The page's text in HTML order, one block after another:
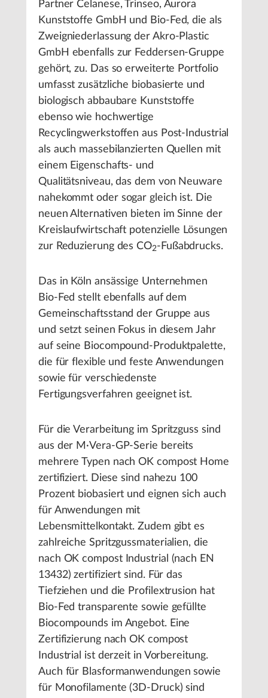
Partner Celanese, Trinseo, Aurora
Kunststoffe GmbH und Bio-Fed, die als
Zweigniederlassung der Akro-Plastic
GmbH ebenfalls zur Feddersen-Gruppe
gehört, zu. Das so erweiterte Portfolio
umfasst zusätzliche biobasierte und
biologisch abbaubare Kunststoffe
ebenso wie hochwertige
Recyclingwerkstoffen aus Post-Industrial
als auch massebilanzierten Quellen mit
einem Eigenschafts- und
Qualitätsniveau, das dem von Neuware
nahekommt oder sogar gleich ist. Die
neuen Alternativen bieten im Sinne der
Kreislaufwirtschaft potenzielle Lösungen
zur Reduzierung des CO2-Fußabdrucks.
Das in Köln ansässige Unternehmen
Bio-Fed stellt ebenfalls auf dem
Gemeinschaftsstand der Gruppe aus
und setzt seinen Fokus in diesem Jahr
auf seine Biocompound-Produktpalette,
die für flexible und feste Anwendungen
sowie für verschiedenste
Fertigungsverfahren geeignet ist.
Für die Verarbeitung im Spritzguss sind
aus der M·Vera-GP-Serie bereits
mehrere Typen nach OK compost Home
zertifiziert. Diese sind nahezu 100
Prozent biobasiert und eignen sich auch
für Anwendungen mit
Lebensmittelkontakt. Zudem gibt es
zahlreiche Spritzgussmaterialien, die
nach OK compost Industrial (nach EN
13432) zertifiziert sind. Für das
Tiefziehen und die Profilextrusion hat
Bio-Fed transparente sowie gefüllte
Biocompounds im Angebot. Eine
Zertifizierung nach OK compost
Industrial ist derzeit in Vorbereitung.
Auch für Blasformanwendungen sowie
für Monofilamente (3D-Druck) sind